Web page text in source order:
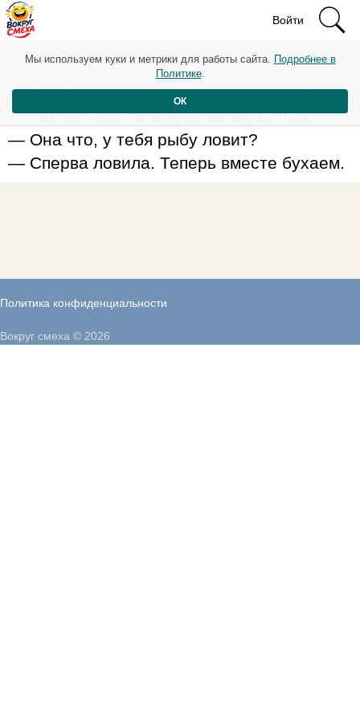
Войти
Рейтинг: 83
— А тебя жена на рыбалку отпускает?
— Так мы вместе ездим. Ей нравится.
— Она что, у тебя рыбу ловит?
— Сперва ловила. Теперь вместе бухаем.
Политика конфиденциальности
Мы используем куки и метрики для работы сайта. Подробнее в
Политике.
ОК
Вокруг смеха © 2026